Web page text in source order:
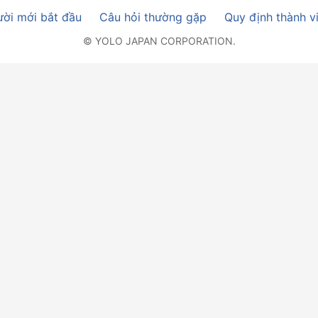
mới bắt đầu Câu hỏi thường gặp Quy định thành
© YOLO JAPAN CORPORATION.